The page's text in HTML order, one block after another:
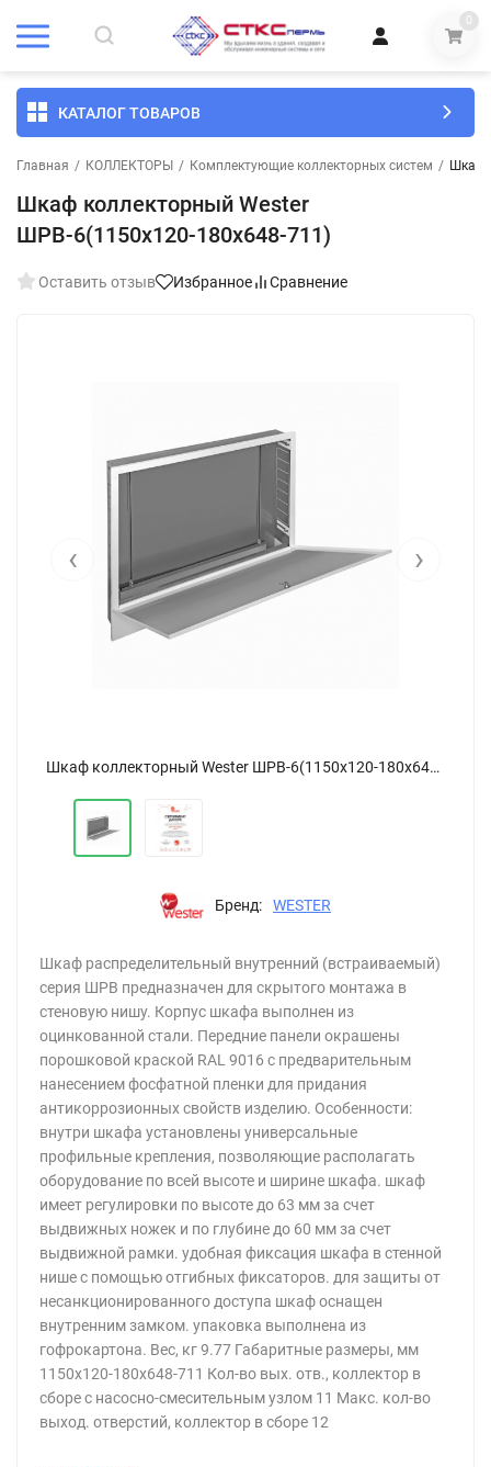
0
КАТАЛОГ ТОВАРОВ
Главная / КОЛЛЕКТОРЫ / Комплектующие коллекторных систем / Шкаф
Шкаф коллекторный Wester
ШРВ-6(1150х120-180х648-711)
Оставить отзыв Избранное Сравнение
Шкаф коллекторный Wester ШРВ-6(1150х120-180х648-711)
‹ ›
Бренд: WESTER
Шкаф распределительный внутренний (встраиваемый)
серия ШРВ предназначен для скрытого монтажа в
стеновую нишу. Корпус шкафа выполнен из
оцинкованной стали. Передние панели окрашены
порошковой краской RAL 9016 с предварительным
нанесением фосфатной пленки для придания
антикоррозионных свойств изделию. Особенности:
внутри шкафа установлены универсальные
профильные крепления, позволяющие располагать
оборудование по всей высоте и ширине шкафа. шкаф
имеет регулировки по высоте до 63 мм за счет
выдвижных ножек и по глубине до 60 мм за счет
выдвижной рамки. удобная фиксация шкафа в стенной
нише с помощью отгибных фиксаторов. для защиты от
несанкционированного доступа шкаф оснащен
внутренним замком. упаковка выполнена из
гофрокартона. Вес, кг 9.77 Габаритные размеры, мм
1150х120-180х648-711 Кол-во вых. отв., коллектор в
сборе c насосно-смесительным узлом 11 Макс. кол-во
выход. отверстий, коллектор в сборе 12